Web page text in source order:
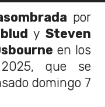
por
ySteven
en los
que se
domingo 7